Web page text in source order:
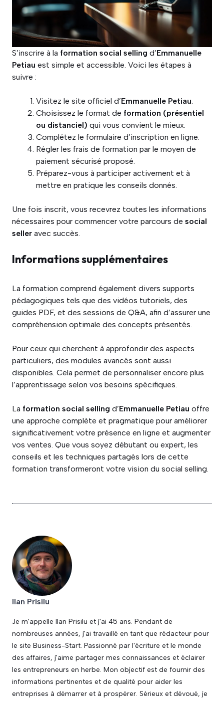
S’inscrire à la formation social selling d’Emmanuelle
Petiau est simple et accessible. Voici les étapes à
suivre :
Visitez le site officiel d’Emmanuelle Petiau.
Choisissez le format de formation (présentiel
ou distanciel) qui vous convient le mieux.
Complétez le formulaire d’inscription en ligne.
Régler les frais de formation par le moyen de
paiement sécurisé proposé.
Préparez-vous à participer activement et à
mettre en pratique les conseils donnés.
Une fois inscrit, vous recevrez toutes les informations
nécessaires pour commencer votre parcours de social
seller avec succès.
Informations supplémentaires
La formation comprend également divers supports
pédagogiques tels que des vidéos tutoriels, des
guides PDF, et des sessions de Q&A, afin d’assurer une
compréhension optimale des concepts présentés.
Pour ceux qui cherchent à approfondir des aspects
particuliers, des modules avancés sont aussi
disponibles. Cela permet de personnaliser encore plus
l’apprentissage selon vos besoins spécifiques.
La formation social selling d’Emmanuelle Petiau offre
une approche complète et pragmatique pour améliorer
significativement votre présence en ligne et augmenter
vos ventes. Que vous soyez débutant ou expert, les
conseils et les techniques partagés lors de cette
formation transformeront votre vision du social selling.
Ilan Prisilu
Je m'appelle Ilan Prisilu et j'ai 45 ans. Pendant de
nombreuses années, j'ai travaillé en tant que rédacteur pour
le site Business-Start. Passionné par l'écriture et le monde
des affaires, j'aime partager mes connaissances et éclairer
les entrepreneurs en herbe. Mon objectif est de fournir des
informations pertinentes et de qualité pour aider les
entreprises à démarrer et à prospérer. Sérieux et dévoué, je